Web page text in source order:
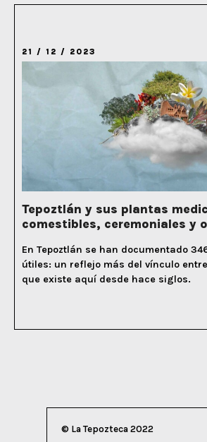
21 / 12 / 2023
Tepoztlán y sus plantas
comestibles, ceremoniales y
En Tepoztlán se han documentado
útiles: un reflejo más del vínculo
que existe aquí desde hace siglos.
© La Tepozteca 2022